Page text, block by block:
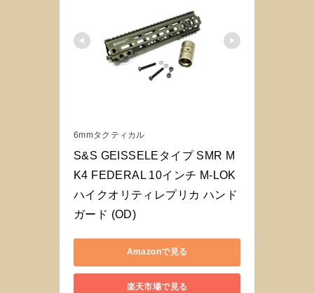
6mmタクティカル
S&S GEISSELEタイプ SMR M
K4 FEDERAL 10インチ M-LOK
ハイクオリティレプリカ ハンド
ガード (OD)
Amazonで見る
楽天市場で見る